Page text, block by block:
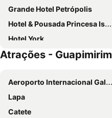
Grande Hotel Petrópolis
Hotel & Pousada Princesa Isabel Rua Teresa
Hotel York
Athos Hotel
Casa Marambaia Hotel
Hotel Bel Air
Vintage Pousada Hostel
Atrações - Guapimirim
Aeroporto Internacional Galeão - Antônio Carlos Jobim
Lapa
Catete